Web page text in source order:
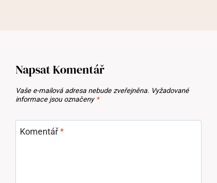
Napsat Komentář
Vaše e-mailová adresa nebude zveřejněna. Vyžadované
informace jsou označeny *
Komentář*